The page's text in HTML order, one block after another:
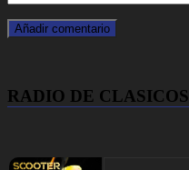
RADIO DE CLASICOS